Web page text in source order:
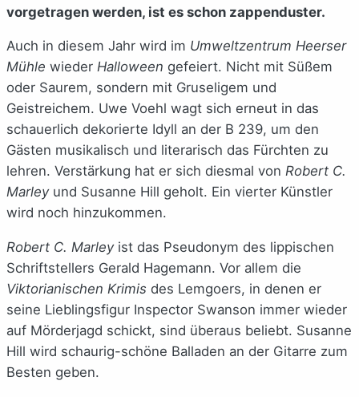
vorgetragen werden, ist es schon zappenduster.
Auch in diesem Jahr wird im Umweltzentrum Heerser
Mühle wieder Halloween gefeiert. Nicht mit Süßem
oder Saurem, sondern mit Gruseligem und
Geistreichem. Uwe Voehl wagt sich erneut in das
schauerlich dekorierte Idyll an der B 239, um den
Gästen musikalisch und literarisch das Fürchten zu
lehren. Verstärkung hat er sich diesmal von Robert C.
Marleyund Susanne Hill geholt. Ein vierter Künstler
wird noch hinzukommen.
Robert C. Marleyist das Pseudonym des lippischen
Schriftstellers Gerald Hagemann. Vor allem die
Viktorianischen Krimis des Lemgoers, in denen er
seine Lieblingsfigur Inspector Swanson immer wieder
auf Mörderjagd schickt, sind überaus beliebt. Susanne
Hill wird schaurig-schöne Balladen an der Gitarre zum
Besten geben.